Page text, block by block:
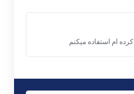
کرده ام استفاده میکنم